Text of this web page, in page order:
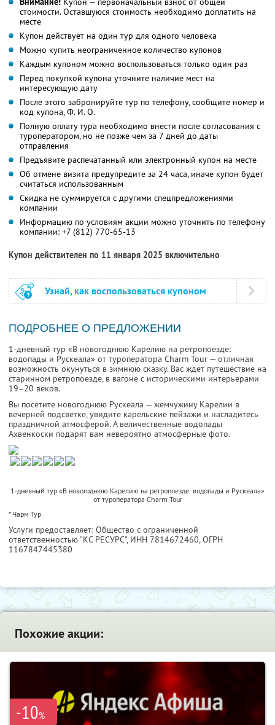
стоимости. Оставшуюся стоимость необходимо доплатить на
месте
Купон действует на один тур для одного человека
Можно купить неограниченное количество купонов
Каждым купоном можно воспользоваться только один раз
Перед покупкой купона уточните наличие мест на
интересующую дату
После этого забронируйте тур по телефону, сообщите номер и
код купона,Ф. И. О.
Полную оплату тура необходимо внести после согласования с
туроператором, но не позже чем за 7 дней до даты
отправления
Предъявите распечатанный или электронный купон на месте
Об отмене визита предупредите за 24 часа, иначе купон будет
считаться использованным
Скидка не суммируется с другими спецпредложениями
компании
Информацию по условиям акции можно уточнить по телефону
компании: +7 (812) 770-65-13
Купон действителен по 11 января 2025 включительно
Узнай, как воспользоваться купоном
ПОДРОБНЕЕ О ПРЕДЛОЖЕНИИ
1-дневный тур «В новогоднюю Карелию на ретропоезде:
водопады и Рускеала» от туроператора Charm Tour — отличная
возможность окунуться в зимнюю сказку. Вас ждет путешествие на
старинном ретропоезде, в вагоне с историческими интерьерами
19–20 веков.
Вы посетите новогоднюю Рускеала — жемчужину Карелии в
вечерней подсветке, увидите карельские пейзажи и насладитесь
праздничной атмосферой. А величественные водопады
Ахвенкоски подарят вам невероятно атмосферные фото.
1-дневный тур «В новогоднюю Карелию на ретропоезде: водопады и Рускеала»
от туроператора Charm Tour
* Чарм Тур
Услуги предоставляет: Общество с ограниченной
ответственностью "КС РЕСУРС", ИНН 7814672460, ОГРН
1167847445380
Похожие акции:
-10%